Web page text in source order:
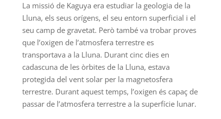
La missió de Kaguya era estudiar la geologia de la
Lluna, els seus orígens, el seu entorn superficial i el
seu camp de gravetat. Però també va trobar proves
que l’oxigen de l’atmosfera terrestre es
transportava a la Lluna. Durant cinc dies en
cadascuna de les òrbites de la Lluna, estava
protegida del vent solar per la magnetosfera
terrestre. Durant aquest temps, l’oxigen és capaç de
passar de l’atmosfera terrestre a la superfície lunar.